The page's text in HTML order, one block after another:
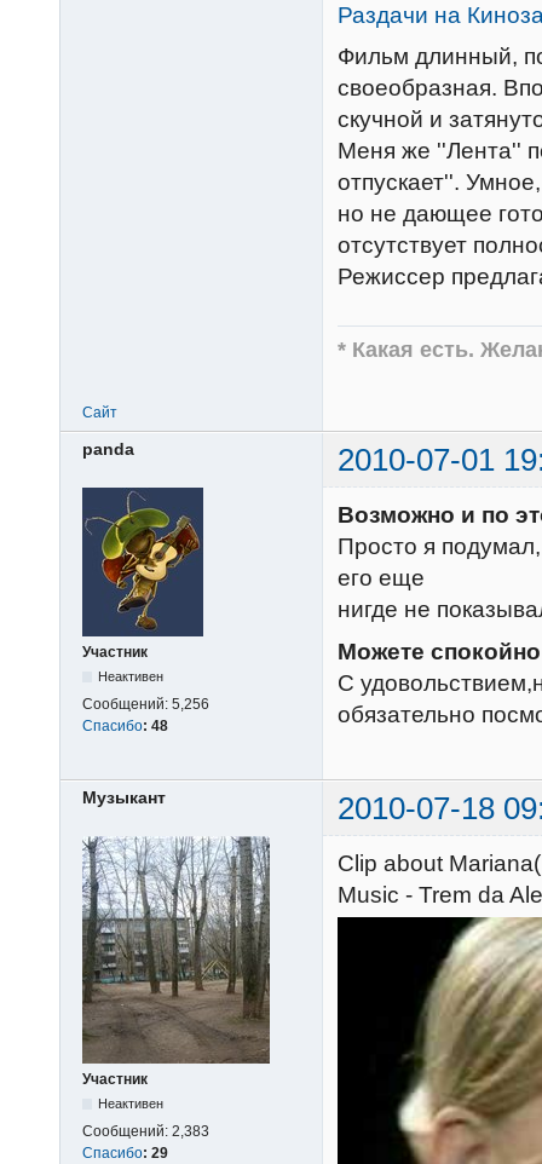
Раздачи на
Фильм длинный,
своеобразная.
скучной и
Меня же ''Лента''
отпускает''.
но не дающее
отсутствует
Режиссер
* Какая есть.
Сайт
panda 2010-07-01
Участник
Неактивен
Сообщений: 5,256
Спасибо: 48
Возможно и по
Просто я
его еще
нигде не
Можете спокойно
С
обязательно
Музыкант 2010-07-18
Участник
Неактивен
Сообщений: 2,383
Спасибо: 29
Сlip about
Music - Trem da